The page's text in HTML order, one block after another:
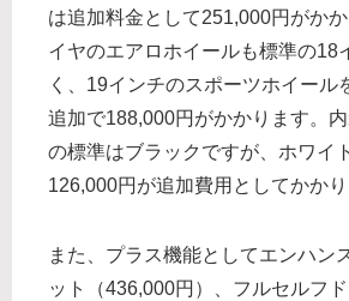
は追加料金として251,000円がか
イヤのエアロホイールも標準の18
く、19インチのスポーツホイール
追加で188,000円がかかります。
の標準はブラックですが、ホワイ
126,000円が追加費用としてかかり
また、プラス機能としてエンハン
ット（436,000円）、フルセルフ